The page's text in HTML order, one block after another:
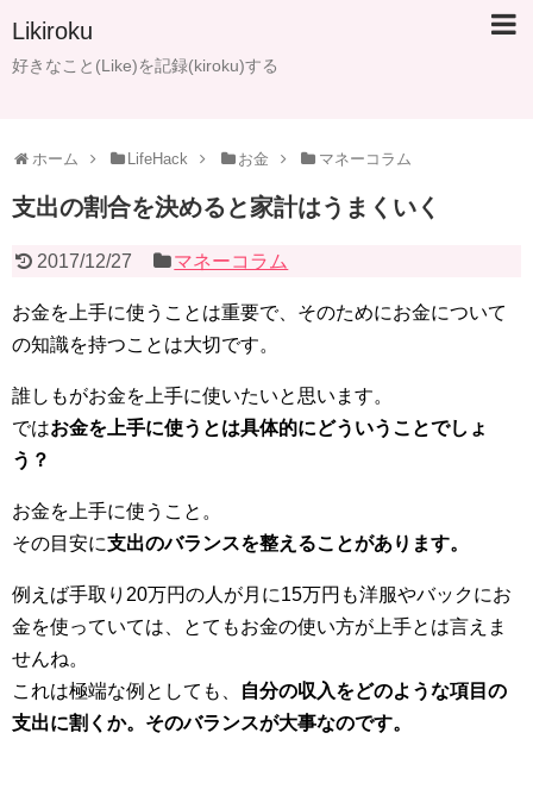
Likiroku
好きなこと(Like)を記録(kiroku)する
ホーム LifeHack お金 マネーコラム
支出の割合を決めると家計はうまくいく
2017/12/27 マネーコラム
お金を上手に使うことは重要で、そのためにお金について
の知識を持つことは大切です。
誰しもがお金を上手に使いたいと思います。
ではお金を上手に使うとは具体的にどういうことでしょ
う？
お金を上手に使うこと。
その目安に支出のバランスを整えることがあります。
例えば手取り20万円の人が月に15万円も洋服やバックにお
金を使っていては、とてもお金の使い方が上手とは言えま
せんね。
これは極端な例としても、
自分の収入をどのような項目の
支出に割くか。そのバランスが大事なのです。